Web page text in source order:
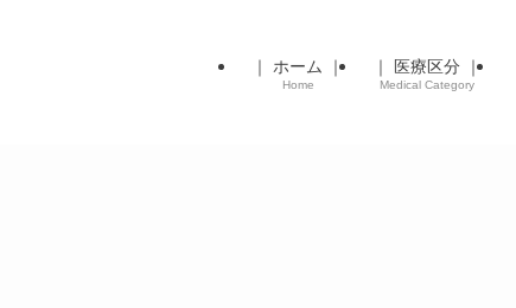
｜ ホーム ｜
Home
｜ 医療区分 ｜
Medical Category